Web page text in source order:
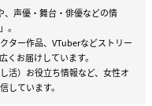
、声優・舞台・俳優などの情
。
ター作品、VTuberなどストリー
くお届けしています。
活）お役立ち情報など、女性オ
しています。